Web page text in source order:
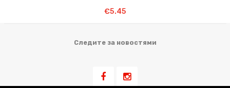
€5.45
Следите за новостями